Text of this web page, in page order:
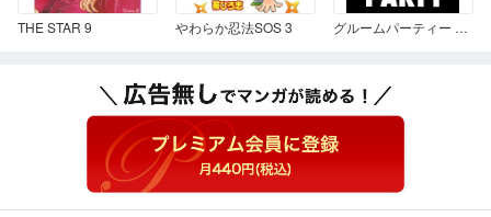
THE STAR 9 やわらか忍法SOS 3 グルームパーティー 第4巻